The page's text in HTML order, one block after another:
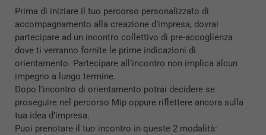
Prima di iniziare il tuo percorso personalizzato di
accompagnamento alla creazione d’impresa, dovrai
partecipare ad un incontro collettivo di pre-accoglienza
dove ti verranno fornite le prime indicazioni di
orientamento. Partecipare all’incontro non implica alcun
impegno a lungo termine.
Dopo l’incontro di orientamento potrai decidere se
proseguire nel percorso Mip oppure riflettere ancora sulla
tua idea d’impresa.
Puoi prenotare il tuo incontro in queste 2 modalità: